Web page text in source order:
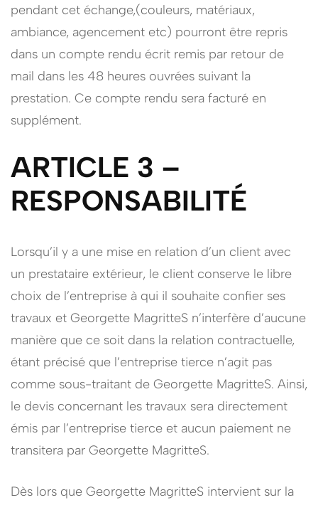
pendant cet échange,(couleurs, matériaux,
ambiance, agencement etc) pourront être repris
dans un compte rendu écrit remis par retour de
mail dans les 48 heures ouvrées suivant la
prestation. Ce compte rendu sera facturé en
supplément.
ARTICLE 3 –
RESPONSABILITÉ
Lorsqu’il y a une mise en relation d’un client avec
un prestataire extérieur, le client conserve le libre
choix de l’entreprise à qui il souhaite confier ses
travaux et Georgette MagritteS n’interfère d’aucune
manière que ce soit dans la relation contractuelle,
étant précisé que l’entreprise tierce n’agit pas
comme sous-traitant de Georgette MagritteS. Ainsi,
le devis concernant les travaux sera directement
émis par l’entreprise tierce et aucun paiement ne
transitera par Georgette MagritteS.
Dès lors que Georgette MagritteS intervient sur la